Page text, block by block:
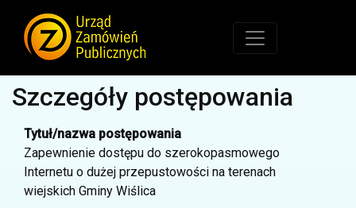
Szczegóły postępowania
Tytuł/nazwa postępowania
Zapewnienie dostępu do szerokopasmowego
Internetu o dużej przepustowości na terenach
wiejskich Gminy Wiślica